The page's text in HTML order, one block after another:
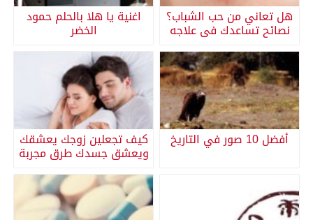
هل تعاني من حب الشباب؟
نصائح تساعدك فى علاجه
اغنية يا هلا بالحلم حمود
الخضر
أفضل 10 صور في التاريخ كيف تجعلين زوجك يعشقك
ويعشق جسدك طرق مجربة